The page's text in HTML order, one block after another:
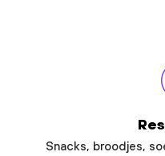
Snacks, broodjes,